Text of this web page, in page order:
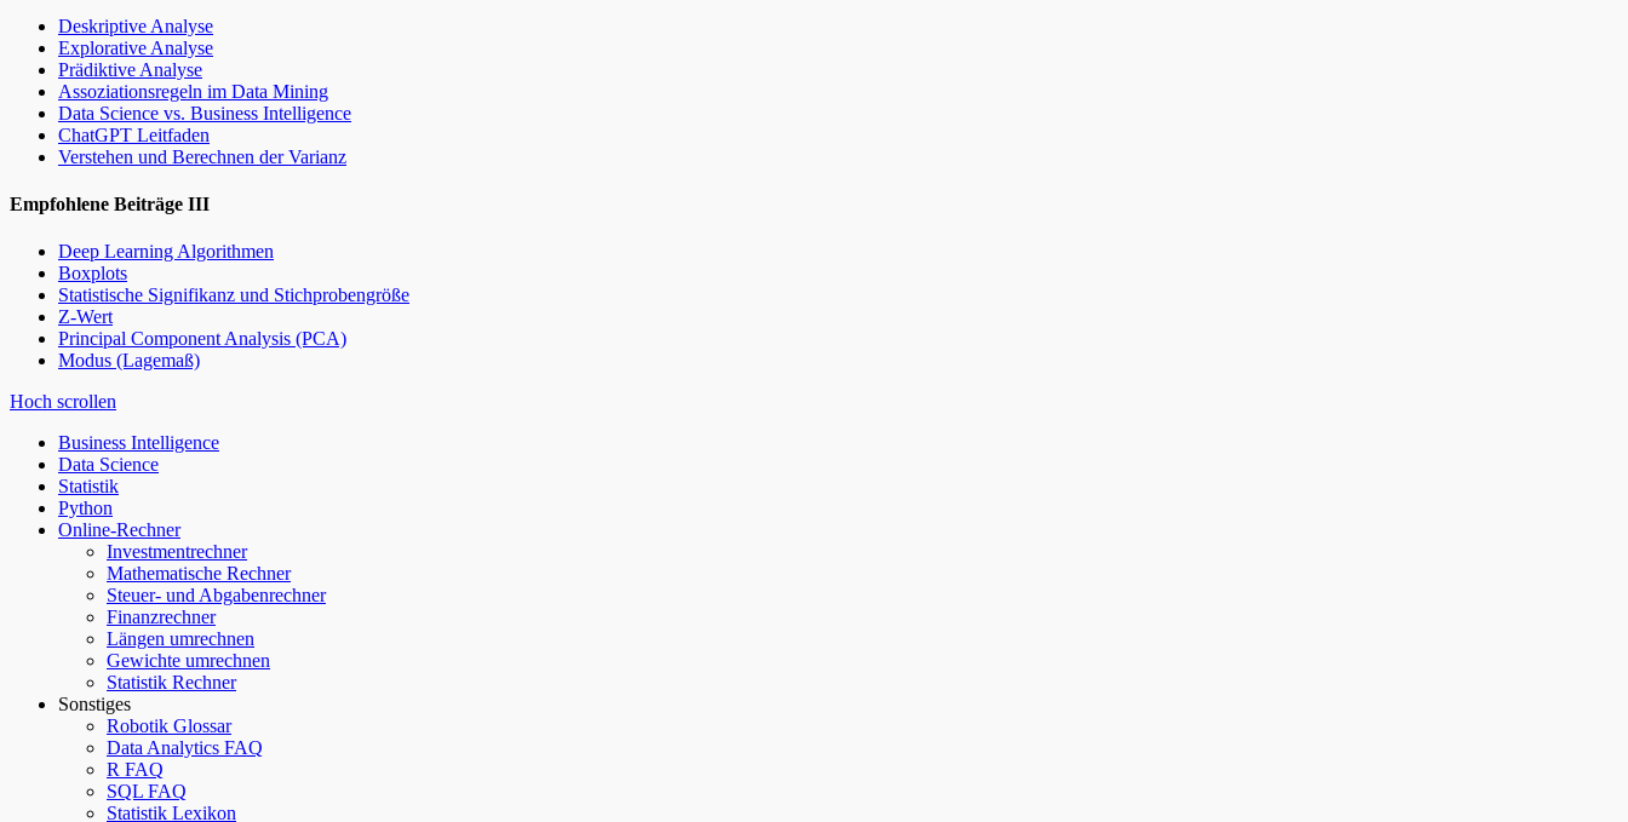
Deskriptive Analyse
Explorative Analyse
Prädiktive Analyse
Assoziationsregeln im Data Mining
Data Science vs. Business Intelligence
ChatGPT Leitfaden
Verstehen und Berechnen der Varianz
Empfohlene Beiträge III
Deep Learning Algorithmen
Boxplots
Statistische Signifikanz und Stichprobengröße
Z-Wert
Principal Component Analysis (PCA)
Modus (Lagemaß)
Hoch scrollen
Business Intelligence
Data Science
Statistik
Python
Online-Rechner
Investmentrechner
Mathematische Rechner
Steuer- und Abgabenrechner
Finanzrechner
Längen umrechnen
Gewichte umrechnen
Statistik Rechner
Sonstiges
Robotik Glossar
Data Analytics FAQ
R FAQ
SQL FAQ
Statistik Lexikon